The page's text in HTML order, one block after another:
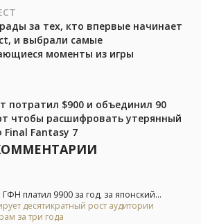
за тех, кто впервые начинает
и выбрали самые
моменты из игры
потратил $900 и объединил 90
чтобы расшифровать утерянный
Fantasy 7
платил 9900 за год, за японский...
десятикратный рост аудитории
за три года